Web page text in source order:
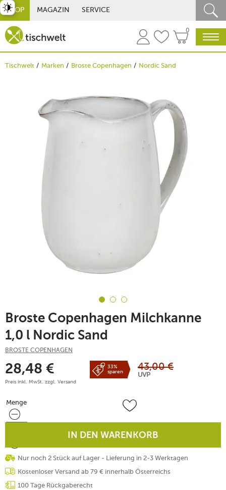
SHOP MAGAZIN SERVICE
0
Tischwelt Marken Broste Copenhagen Nordic Sand
Broste Copenhagen Milchkanne
1,0 l Nordic Sand
BROSTE COPENHAGEN
28,48 €
Preis inkl. MwSt. zzgl. Versand
33%
sparen
43,00 €
UVP
Menge
Menge
IN DEN WARENKORB
Nur noch 2 Stück auf Lager - Lieferung in 2-3 Werktagen
Kostenloser Versand ab 79 € innerhalb Österreichs
100 Tage Rückgaberecht
umschalten